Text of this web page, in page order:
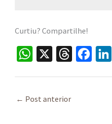
Curtiu? Compartilhe!
W
sA
X
T
Fa
← Post anterior